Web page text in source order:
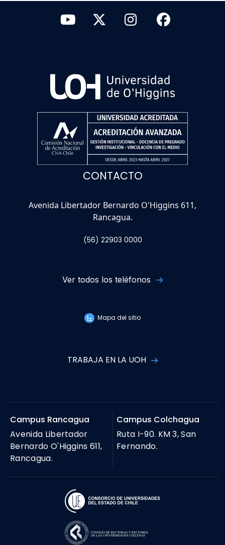
CONTACTO
Avenida Libertador Bernardo O'Higgins 611,
Rancagua.
(56) 22903 0000
Ver todos los teléfonos
Mapa del sitio
TRABAJA EN LA UOH
Campus Rancagua
Avenida Libertador
Bernardo O'Higgins 611,
Rancagua.
Campus Colchagua
Ruta I-90. KM 3, San
Fernando.